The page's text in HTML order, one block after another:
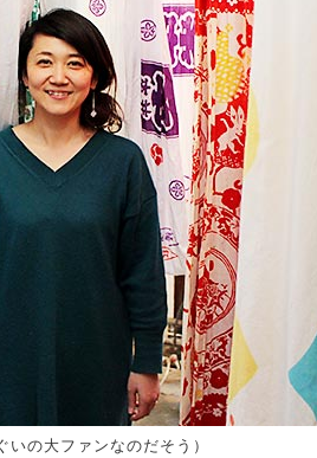
いの大ファンなのだそう）